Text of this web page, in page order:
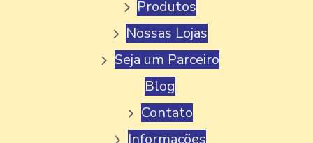
FABRICA DE PICOLE PERTO DE MIM
FABRICA DE PICOLE PARA REVENDA
FABRICA DE PICOLE E SORVETE
FABRICA DE SORVETE GELATO
Produtos
Nossas Lojas
Seja um Parceiro
Blog
Contato
Informações